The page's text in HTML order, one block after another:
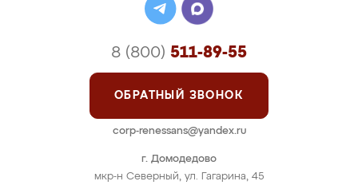
г. Домодедово
мкр-н Северный, ул. Гагарина, 45
8 (800) 511-89-55
ОБРАТНЫЙ ЗВОНОК
corp-renessans@yandex.ru